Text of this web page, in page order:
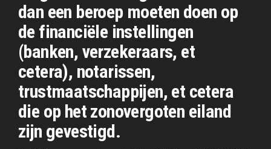
dan een beroep moeten doen op
de financiële instellingen
(banken, verzekeraars, et
cetera), notarissen,
trustmaatschappijen, et cetera
die op het zonovergoten eiland
zijn gevestigd.